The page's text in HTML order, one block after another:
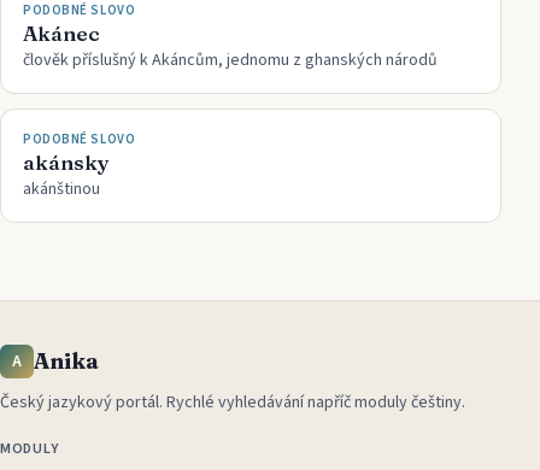
PODOBNÉ SLOVO
Akánec
člověk příslušný k Akáncům, jednomu z ghanských národů
PODOBNÉ SLOVO
akánsky
akánštinou
A Anika
Český jazykový portál. Rychlé vyhledávání napříč moduly češtiny.
MODULY